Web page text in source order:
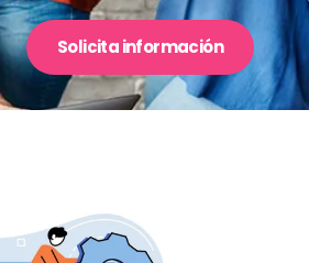
Solicita información